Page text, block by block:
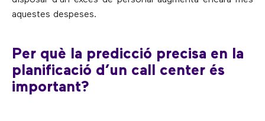
aquestes despeses.
Per què la predicció precisa en la
planificació d’un call center és
important?